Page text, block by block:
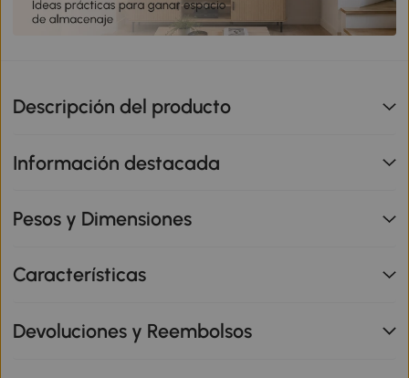
Descripción del producto
Información destacada
Pesos y Dimensiones
Características
Devoluciones y Reembolsos